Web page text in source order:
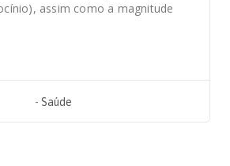
assim como a magnitude
- Saúde